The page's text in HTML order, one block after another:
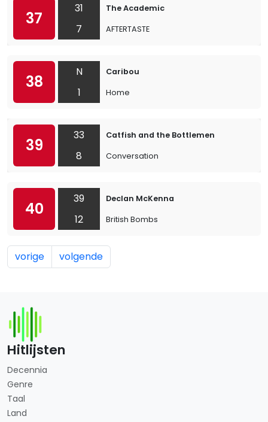
37
31
7
The Academic
AFTERTASTE
38
N
1
Caribou
Home
39
33
8
Catfish and the Bottlemen
Conversation
40
39
12
Declan McKenna
British Bombs
vorige volgende
Hitlijsten
Decennia
Genre
Taal
Land